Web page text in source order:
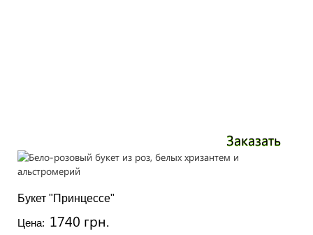
Заказать
Букет "Принцессе"
Цена: 1740 грн.